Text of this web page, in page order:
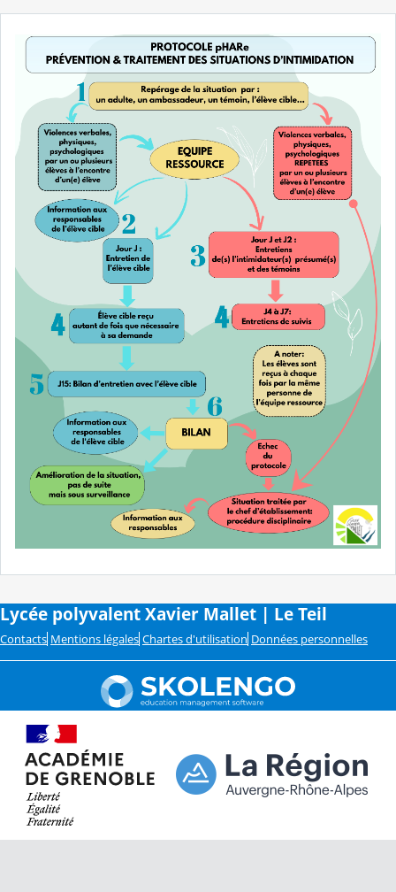
Lycée polyvalent Xavier Mallet | Le Teil
Contacts Mentions légales Chartes d'utilisation Données personnelles